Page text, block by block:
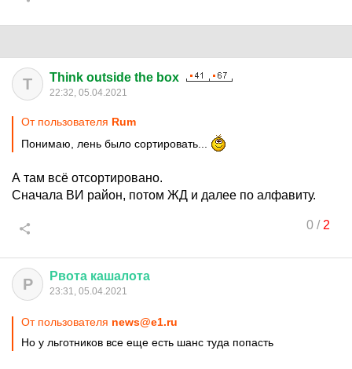
T Think outside the box
22:32, 05.04.2021
От пользователя Rum
Понимаю, лень было сортировать...
А там всё отсортировано.
Сначала ВИ район, потом ЖД и далее по алфавиту.
0/ 2
Р Рвота кашалота
23:31, 05.04.2021
От пользователя news@e1.ru
Но у льготников все еще есть шанс туда попасть